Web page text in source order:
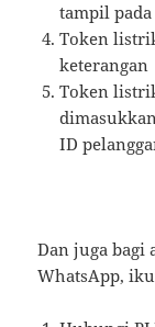
tampil
Token
keterangan
Token
ID
Dan juga bagi
WhatsApp,